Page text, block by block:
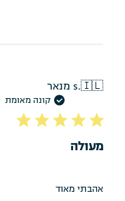
🇮🇱מנאר s.
קונה מאומת
מעולה
אהבתי מאוד